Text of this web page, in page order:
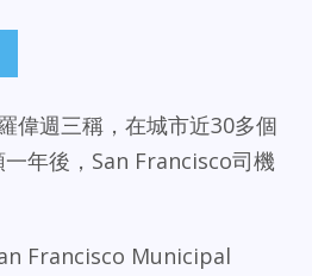
偉週三稱，在城市近30多個
年後，San Francisco司機
Francisco Municipal